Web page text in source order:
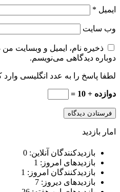
ایمیل *
وب‌ سایت
ذخیره نام، ایمیل و وبسایت
دوباره دیدگاهی می‌نویسم.
لطفا پاسخ را به عدد انگلیسی وارد
دوازده + 10 =
امار بازدید
بازدیدکنندگان آنلاین: 0
بازدیدهای امروز: 1
بازدیدکنندگان امروز: 1
بازدیدهای دیروز: 7